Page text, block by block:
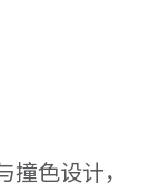
色设计，